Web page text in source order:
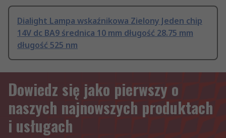
Dialight Lampa wskaźnikowa Zielony Jeden chip
14V dc BA9 średnica 10 mm długość 28.75 mm
długość 525 nm
Dowiedz się jako pierwszy o
naszych najnowszych produktach
i usługach